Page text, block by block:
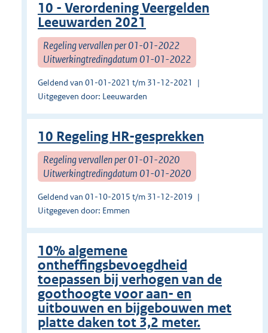
10 - Verordening Veergelden
Leeuwarden 2021
Regeling vervallen per 01-01-2022
Uitwerkingtredingdatum 01-01-2022
Geldend van 01-01-2021 t/m 31-12-2021
Uitgegeven door: Leeuwarden
10 Regeling HR-gesprekken
Regeling vervallen per 01-01-2020
Uitwerkingtredingdatum 01-01-2020
Geldend van 01-10-2015 t/m 31-12-2019
Uitgegeven door: Emmen
10% algemene
ontheffingsbevoegdheid
toepassen bij verhogen van de
goothoogte voor aan- en
uitbouwen en bijgebouwen met
platte daken tot 3,2 meter.